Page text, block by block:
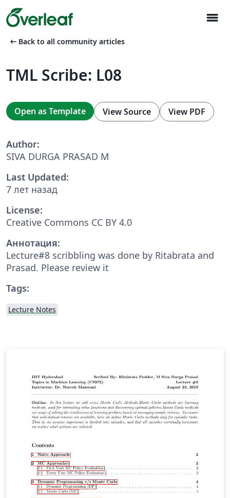
menu
arrow_left_alt Back to all community articles
TML Scribe: L08
Open as Template View Source View PDF
Author:
SIVA DURGA PRASAD M
Last Updated:
7 лет назад
License:
Creative Commons CC BY 4.0
Аннотация:
Lecture#8 scribbling was done by Ritabrata and
Prasad. Please review it
Tags:
Lecture Notes